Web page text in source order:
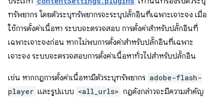
ทรัพยากร โดยตัวระบุทรัพยากรจะระบุปลั๊กอินที่เฉพาะเจาะจง เมื่อ
ใช้การตั้งค่าเนื้อหา ระบบจะตรวจสอบ การตั้งค่าสำหรับปลั๊กอินที่
เฉพาะเจาะจงก่อน หากไม่พบการตั้งค่าสำหรับปลั๊กอินที่เฉพาะ
เจาะจง ระบบจะตรวจสอบการตั้งค่าเนื้อหาทั่วไปสำหรับปลั๊กอิน
เช่น หากกฎการตั้งค่าเนื้อหามีตัวระบุทรัพยากร adobe-flash-
player และรูปแบบ <all_urls> กฎดังกล่าวจะมีความสำคัญ